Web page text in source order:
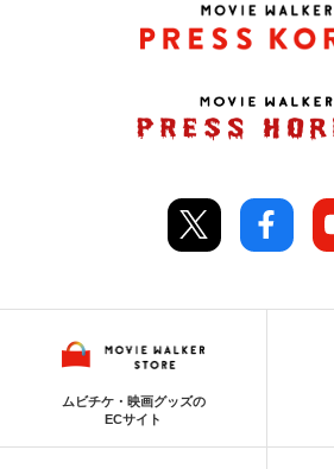
ムビチケ・映画グッズの
ECサイト